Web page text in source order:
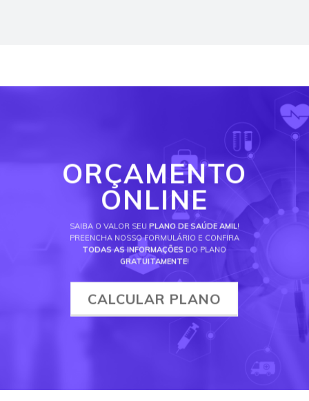
ORÇAMENTO
ONLINE
SAIBA O VALOR SEU PLANO DE SAÚDE AMIL!
PREENCHA NOSSO FORMULÁRIO E CONFIRA
TODAS AS INFORMAÇÕES DO PLANO
GRATUITAMENTE!
CALCULAR PLANO